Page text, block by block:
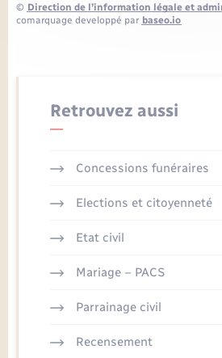
© Direction de l’information légale et
comarquage developpé par baseo.io
Retrouvez aussi
Concessions funéraires
Elections et citoyenneté
Etat civil
Mariage – PACS
Parrainage civil
Recensement